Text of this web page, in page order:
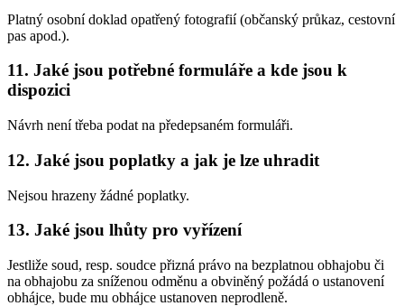
Platný osobní doklad opatřený fotografií (občanský průkaz, cestovní
pas apod.).
11. Jaké jsou potřebné formuláře a kde jsou k
dispozici
Návrh není třeba podat na předepsaném formuláři.
12. Jaké jsou poplatky a jak je lze uhradit
Nejsou hrazeny žádné poplatky.
13. Jaké jsou lhůty pro vyřízení
Jestliže soud, resp. soudce přizná právo na bezplatnou obhajobu či
na obhajobu za sníženou odměnu a obviněný požádá o ustanovení
obhájce, bude mu obhájce ustanoven neprodleně.